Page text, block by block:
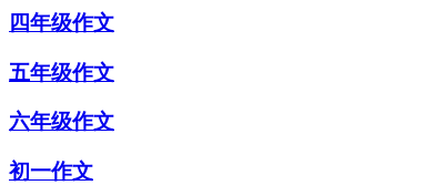
四年级作文
五年级作文
六年级作文
初一作文